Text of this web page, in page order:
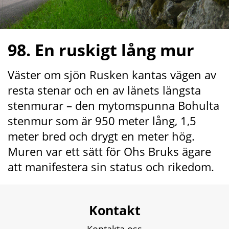
98. En ruskigt lång mur
Väster om sjön Rusken kantas vägen av
resta stenar och en av länets längsta
stenmurar – den mytomspunna Bohulta
stenmur som är 950 meter lång, 1,5
meter bred och drygt en meter hög.
Muren var ett sätt för Ohs Bruks ägare
att manifestera sin status och rikedom.
Kontakt